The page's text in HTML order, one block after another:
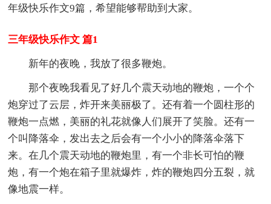
年级快乐作文9篇，希望能够帮助到大家。
三年级快乐作文 篇1
新年的夜晚，我放了很多鞭炮。
那个夜晚我看见了好几个震天动地的鞭炮，一个个
炮穿过了云层，炸开来美丽极了。还有着一个圆柱形的
鞭炮一点燃，美丽的礼花就像人们展开了笑脸。还有一
个叫降落伞，发出去之后会有一个小小的降落伞落下
来。在几个震天动地的鞭炮里，有一个非长可怕的鞭
炮，有一个炮在箱子里就爆炸，炸的鞭炮四分五裂，就
像地震一样。